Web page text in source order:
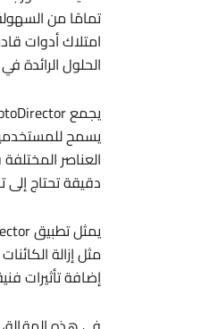
تمامًا من
الحلول الرائدة
يسمح
العناصر
دقيقة تحتاج
مثل إزالة
إضافة تأثيرات